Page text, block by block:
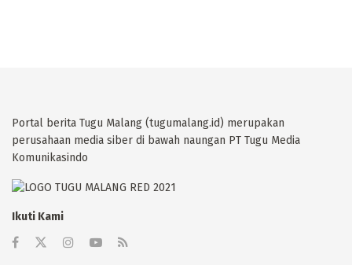
Portal berita Tugu Malang (tugumalang.id) merupakan
perusahaan media siber di bawah naungan PT Tugu Media
Komunikasindo
Ikuti Kami